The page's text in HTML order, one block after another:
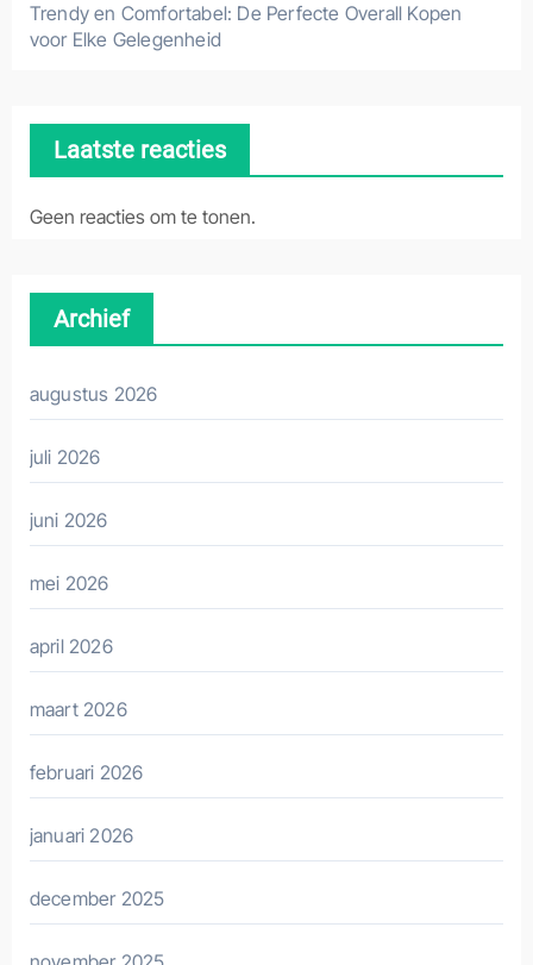
Trendy en Comfortabel: De Perfecte Overall Kopen
voor Elke Gelegenheid
Laatste reacties
Geen reacties om te tonen.
Archief
augustus 2026
juli 2026
juni 2026
mei 2026
april 2026
maart 2026
februari 2026
januari 2026
december 2025